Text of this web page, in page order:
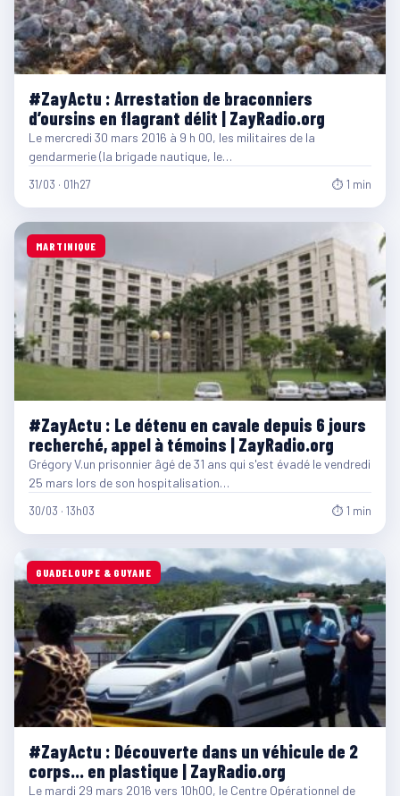
#ZayActu : Arrestation de braconniers
d’oursins en flagrant délit | ZayRadio.org
Le mercredi 30 mars 2016 à 9 h 00, les militaires de la
gendarmerie (la brigade nautique, le…
31/03 · 01h27 ⏱ 1 min
MARTINIQUE
#ZayActu : Le détenu en cavale depuis 6 jours
recherché, appel à témoins | ZayRadio.org
Grégory V.un prisonnier âgé de 31 ans qui s'est évadé le vendredi
25 mars lors de son hospitalisation…
30/03 · 13h03 ⏱ 1 min
GUADELOUPE & GUYANE
#ZayActu : Découverte dans un véhicule de 2
corps… en plastique | ZayRadio.org
Le mardi 29 mars 2016 vers 10h00, le Centre Opérationnel de